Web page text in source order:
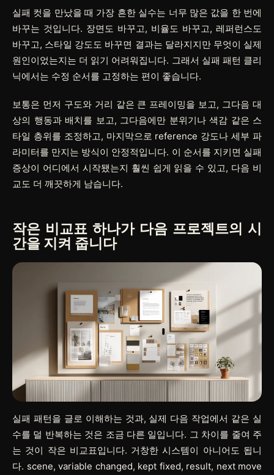
실패 컷을 만났을 때 가장 흔한 실수는 너무 많은 값을 한 번에
바꾸는 것입니다. 장면도 바꾸고, 비율도 바꾸고, 레퍼런스도
바꾸고, 스타일 강도도 바꾸면 결과는 달라지지만 무엇이 실제
원인이었는지는 더 읽기 어려워집니다. 그래서 실패 패턴 클리
닉에서는 수정 순서를 고정하는 편이 좋습니다.
보통은 먼저 구도와 거리 같은 큰 프레이밍을 보고, 그다음 대
상의 행동과 배치를 보고, 그다음에만 분위기나 색감 같은 스
타일 층위를 조정하고, 마지막으로 reference 강도나 세부 파
라미터를 만지는 방식이 안정적입니다. 이 순서를 지키면 실패
증상이 어디에서 시작됐는지 훨씬 쉽게 읽을 수 있고, 다음 비
교도 더 깨끗하게 남습니다.
작은 비교표 하나가 다음 프로젝트의 시
간을 지켜 줍니다
실패 패턴을 글로 이해하는 것과, 실제 다음 작업에서 같은 실
수를 덜 반복하는 것은 조금 다른 일입니다. 그 차이를 줄여 주
는 것이 작은 비교표입니다. 거창한 시스템이 아니어도 됩니
다. scene, variable changed, kept fixed, result, next move